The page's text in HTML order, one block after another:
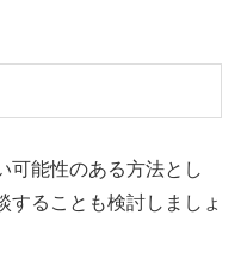
可能性のある方法とし
することも検討しましょ